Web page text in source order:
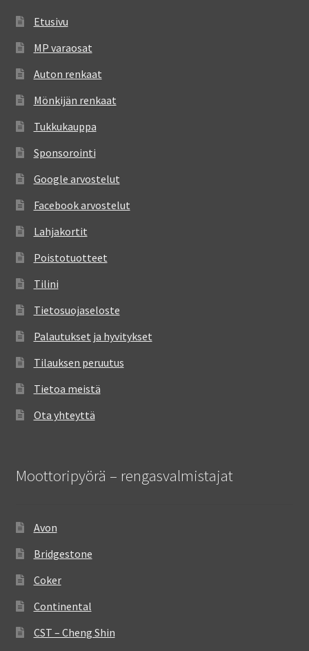
Etusivu
MP varaosat
Auton renkaat
Mönkijän renkaat
Tukkukauppa
Sponsorointi
Google arvostelut
Facebook arvostelut
Lahjakortit
Poistotuotteet
Tilini
Tietosuojaseloste
Palautukset ja hyvitykset
Tilauksen peruutus
Tietoa meistä
Ota yhteyttä
Moottoripyörä – rengasvalmistajat
Avon
Bridgestone
Coker
Continental
CST – Cheng Shin